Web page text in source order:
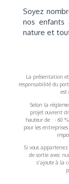
Soyez
nos enfants
nature et
La présentation
responsabilité du
est
Selon la
projet ouvrent
hauteur de : - 60
pour les
Si vous
de sortie avec
s’ajoute à la